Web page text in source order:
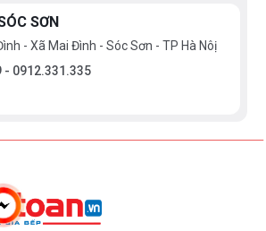
SƠN
- Xã Mai Đình - Sóc Sơn - TP Hà Nôị
- 0912.331.335